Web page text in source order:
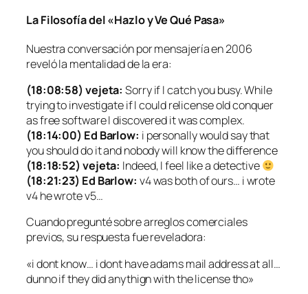
La Filosofía del «Hazlo y Ve Qué Pasa»
Nuestra conversación por mensajería en 2006
reveló la mentalidad de la era:
(18:08:58) vejeta: Sorry if I catch you busy. While
trying to investigate if I could relicense old conquer
as free software I discovered it was complex.
(18:14:00) Ed Barlow: i personally would say that
you should do it and nobody will know the difference
(18:18:52) vejeta: Indeed, I feel like a detective
(18:21:23) Ed Barlow: v4 was both of ours… i wrote
v4 he wrote v5…
Cuando pregunté sobre arreglos comerciales
previos, su respuesta fue reveladora:
«i dont know… i dont have adams mail address at all…
dunno if they did anythign with the license tho»